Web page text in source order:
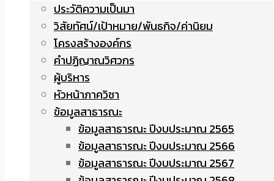
ประวัติความเป็นมา
วิสัยทัศน์/เป้าหมาย/พันธกิจ/ค่านิยม
โครงสร้างองค์กร
คำปฏิญาณวิศวกร
ผู้บริหาร
หัวหน้าภาควิชา
ข้อมูลสาธารณะ
ข้อมูลสาธารณะ ปีงบประมาณ 2565
ข้อมูลสาธารณะ ปีงบประมาณ 2566
ข้อมูลสาธารณะ ปีงบประมาณ 2567